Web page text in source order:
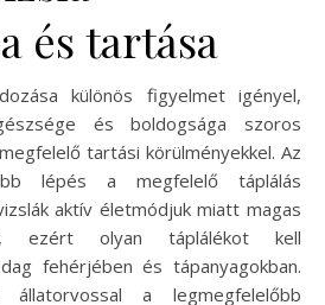
és tartása
különös figyelmet igényel,
és boldogsága szoros
tartási körülményekkel. Az
lépés a megfelelő táplálás
aktív életmódjuk miatt magas
ezért olyan táplálékot kell
fehérjében és tápanyagokban.
állatorvossal a legmegfelelőbb